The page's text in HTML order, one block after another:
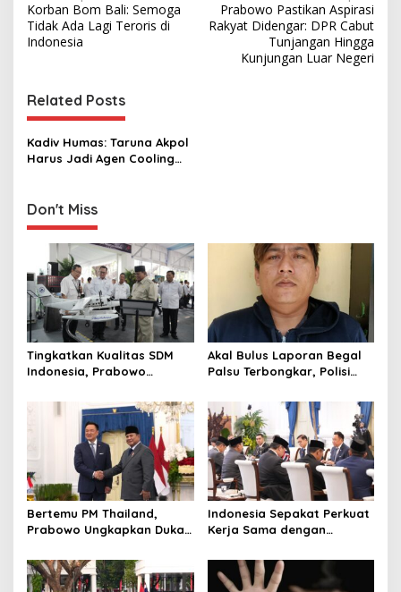
o
s
n
a
v
g
a
i
o
n
Korban Bom Bali: Semoga
Tidak Ada Lagi Teroris di
Indonesia
Prabowo Pastikan Aspirasi
Rakyat Didengar: DPR Cabut
Tunjangan Hingga
Kunjungan Luar Negeri
Related Posts
Kadiv Humas: Taruna Akpol
Harus Jadi Agen Cooling
Kehumasan
Don't Miss
Tingkatkan Kualitas SDM
Indonesia, Prabowo
hingga Undang Universitas
Terbaik Dunia
Akal Bulus Laporan Begal
Palsu Terbongkar, Polisi
Perusahaan untuk Crypto
Bertemu PM Thailand,
Prabowo Ungkapkan Duka
Selamat Ulang Tahun ke
Raja Thailand
Indonesia Sepakat Perkuat
Kerja Sama dengan
hingga Ekonomi Digital